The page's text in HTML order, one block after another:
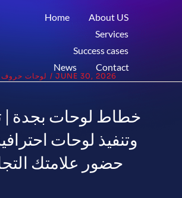
Home
About US
Services
Success cases
News
Contact
لوحات حروف / JUNE 30, 2026
خطاط لوحات بجدة |
وتنفيذ لوحات
حضور علامتك